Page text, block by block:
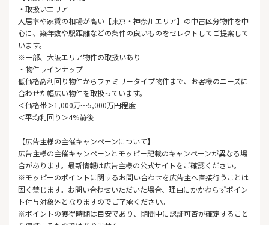
・取扱いエリア
入居率や家賃の相場が高い【東京・神奈川エリア】の中古区分物件を中
心に、築年数や駅距離などの条件の良いものをセレクトしてご提案して
います。
※一部、大阪エリア物件の取扱いあり
・物件ラインナップ
低価格高利回り物件からファミリータイプ物件まで、お客様のニーズに
合わせた幅広い物件を取扱っています。
＜価格帯＞1,000万～5,000万円程度
＜平均利回り＞4%前後
【広告主様の主催キャンペーンについて】
広告主様の主催キャンペーンとモッピー記載のキャンペーンが異なる場
合があります。最新情報は広告主様の公式サイトをご確認ください。
※モッピーのポイントに関するお問い合わせを広告主へ直接行うことは
固く禁じます。お問い合わせいただいた場合、理由にかかわらずポイン
ト付与対象外となりますのでご了承ください。
※ポイントの獲得時期は目安であり、期間中に認証可否が確定すること